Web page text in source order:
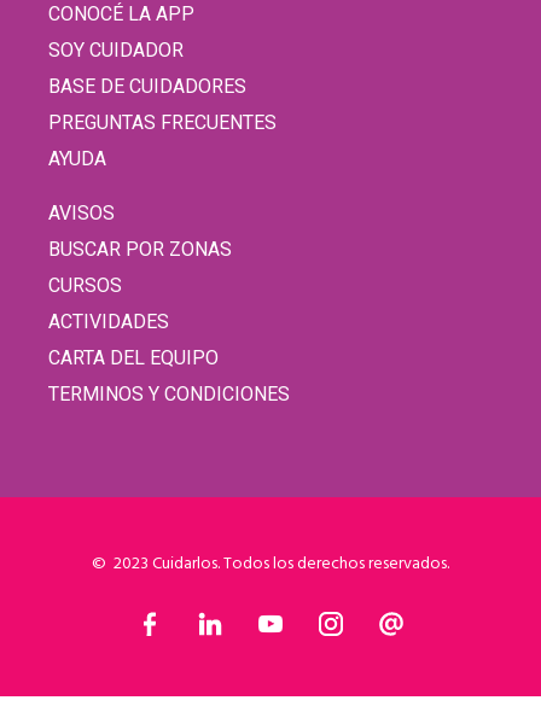
CONOCÉ LA APP
SOY CUIDADOR
BASE DE CUIDADORES
PREGUNTAS FRECUENTES
AYUDA
AVISOS
BUSCAR POR ZONAS
CURSOS
ACTIVIDADES
CARTA DEL EQUIPO
TERMINOS Y CONDICIONES
© 2023 Cuidarlos. Todos los derechos reservados.